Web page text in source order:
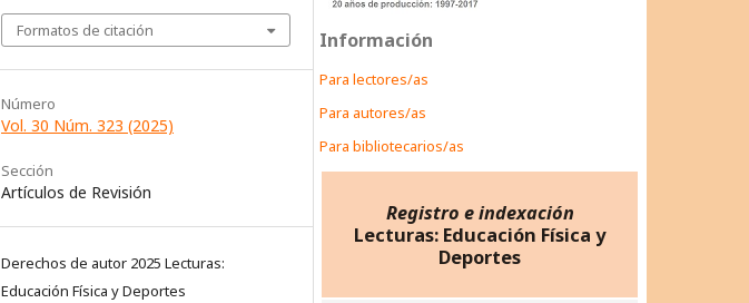
Formatos de citación
Número
Vol. 30 Núm. 323 (2025)
Sección
Artículos de Revisión
Derechos de autor 2025 Lecturas:
Educación Física y Deportes
Información
Para lectores/as
Para autores/as
Para bibliotecarios/as
Registro e indexación
Lecturas: Educación Física y
Deportes